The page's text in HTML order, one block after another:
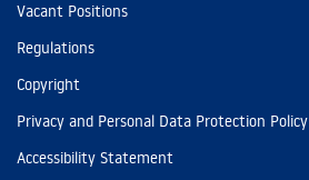
Vacant Positions
Regulations
Copyright
Privacy and Personal Data Protection Policy
Accessibility Statement